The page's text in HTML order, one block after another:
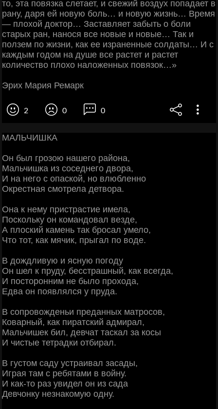
то, эта повязка слетает, и свежий воздух попадает в
рану, даря ей новую боль… и новую жизнь… Время
— плохой доктор… Заставляет забыть о боли
старых ран, нанося все новые и новые… Так и
ползем по жизни, как ее израненные солдаты… И с
каждым годом на душе все растет и растет
количество плохо наложенных повязок…»
Эрих Мария Ремарк
2 0 0
МАЛЬЧИШКА
Он был грозою нашего района,
Мальчишка из соседнего двора,
И на него с опаской, но влюбленно
Окрестная смотрела детвора.
Она к нему пристрастие имела,
Поскольку он командовал везде,
А плоский камень так бросал умело,
Что тот, как мячик, прыгал по воде.
В дождливую и ясную погоду
Он шел к пруду, бесстрашный, как всегда,
И посторонним не было прохода,
Едва он появлялся у пруда.
В сопровожденьи преданных матросов,
Коварный, как пиратский адмирал,
Мальчишек бил, девчат таскал за косы
И чистые тетрадки отбирал.
В густом саду устраивал засады,
Играя там с ребятами в войну.
И как-то раз увидел он из сада
Девчонку незнакомую одну.